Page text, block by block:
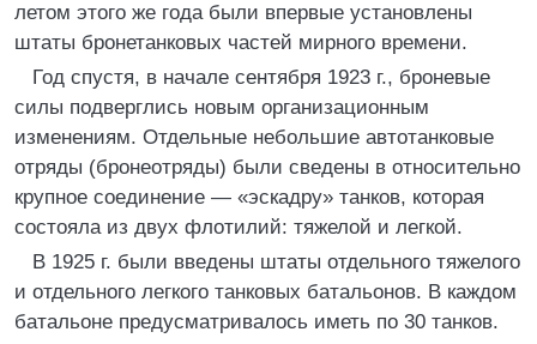
летом этого же года были впервые установлены
штаты бронетанковых частей мирного времени.
Год спустя, в начале сентября 1923 г., броневые
силы подверглись новым организационным
изменениям. Отдельные небольшие автотанковые
отряды (бронеотряды) были сведены в относительно
крупное соединение — «эскадру» танков, которая
состояла из двух флотилий: тяжелой и легкой.
В 1925 г. были введены штаты отдельного тяжелого
и отдельного легкого танковых батальонов. В каждом
батальоне предусматривалось иметь по 30 танков.